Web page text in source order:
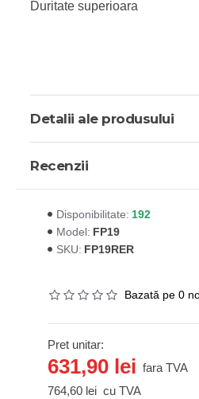
Duritate superioara
Detalii ale produsului
Recenzii
Disponibilitate: 192
Model: FP19
SKU: FP19RER
Bazată pe 0
Pret unitar:
631,90 lei fara TVA
764,60 lei cu TVA